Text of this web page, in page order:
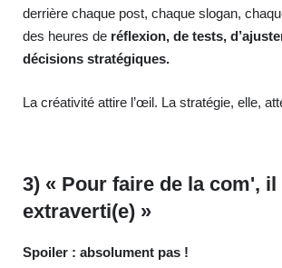
derrière chaque post, chaque slogan,
des heures de réflexion, de tests,
décisions stratégiques.
La créativité attire l’œil. La stratégie, elle,
3) « Pour faire de la com',
extraverti(e) »
Spoiler : absolument pas !